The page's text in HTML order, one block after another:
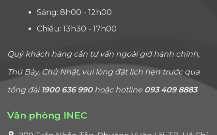
Sáng: 8h00 - 12h00
Chiều: 13h30 - 17h00
Quý khách hàng cần tư vấn ngoài giờ hành chính,
Thứ Bảy, Chủ Nhật, vui lòng đặt lịch hẹn trước qua
tổng đài 1900 636 990hoặc hotline 093 409 8883.
Văn phòng INEC